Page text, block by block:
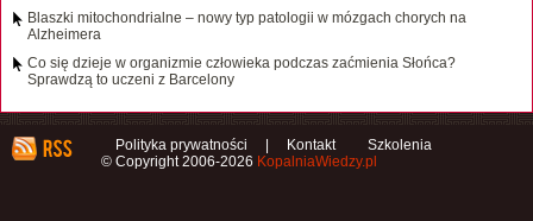
Blaszki mitochondrialne – nowy typ patologii w mózgach chorych na
Alzheimera
Co się dzieje w organizmie człowieka podczas zaćmienia Słońca?
Sprawdzą to uczeni z Barcelony
Polityka prywatności Kontakt
Szkolenia
© Copyright 2006-2026 KopalniaWiedzy.pl